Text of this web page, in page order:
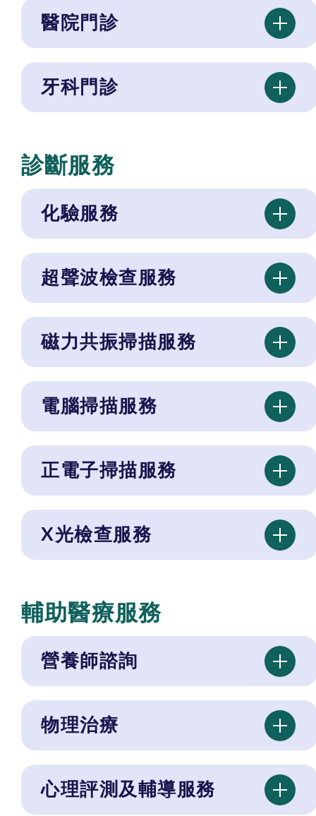
醫院門診
牙科門診
診斷服務
化驗服務
超聲波檢查服務
磁力共振掃描服務
電腦掃描服務
正電子掃描服務
X光檢查服務
輔助醫療服務
營養師諮詢
物理治療
心理評測及輔導服務